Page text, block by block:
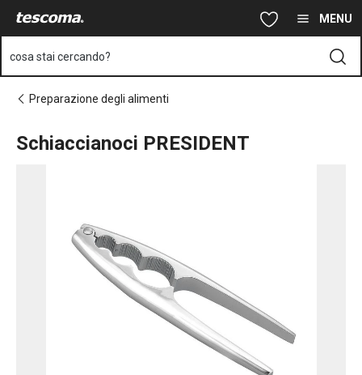
Vai al contenuto principale MENU
cosa stai cercando?
Preparazione degli alimenti
Schiaccianoci PRESIDENT